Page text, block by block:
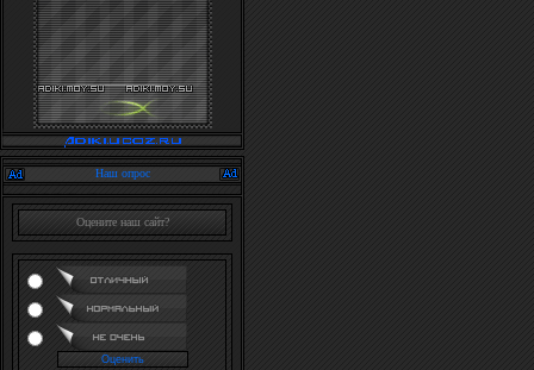
Наш опрос
Оцените наш сайт?